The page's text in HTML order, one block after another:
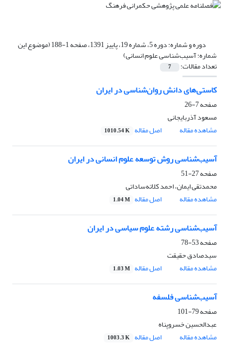
دوره و شماره: دوره 5، شماره 19، پاییز 1391، صفحه 1-188 (موضوع این
شماره: آسیب‌شناسی علوم انسانی)
تعداد مقالات: 7
کاستی‌های دانش روان‌شناسی در ایران
صفحه7-26
مسعود آذربایجانی
مشاهده مقاله
اصل مقاله 1010.54 K
آسیب‌شناسی روش توسعه علوم انسانی در ایران
صفحه27-51
محمدتقی ایمان، احمد کلاته‌ساداتی
مشاهده مقاله
اصل مقاله 1.04 M
آسیب‌شناسی رشته علوم سیاسی در ایران
صفحه53-78
سیدصادق حقیقت
مشاهده مقاله
اصل مقاله 1.03 M
آسیب‌شناسی فلسفه
صفحه79-101
عبدالحسین خسروپناه
مشاهده مقاله
اصل مقاله 1003.3 K